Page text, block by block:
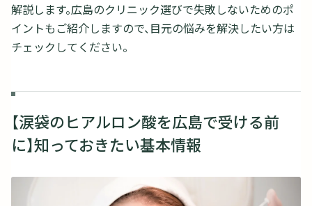
解説します。広島のクリニック選びで失敗しないためのポ
イントもご紹介しますので、目元の悩みを解決したい方は
チェックしてください。
【涙袋のヒアルロン酸を広島で受ける前
に】知っておきたい基本情報